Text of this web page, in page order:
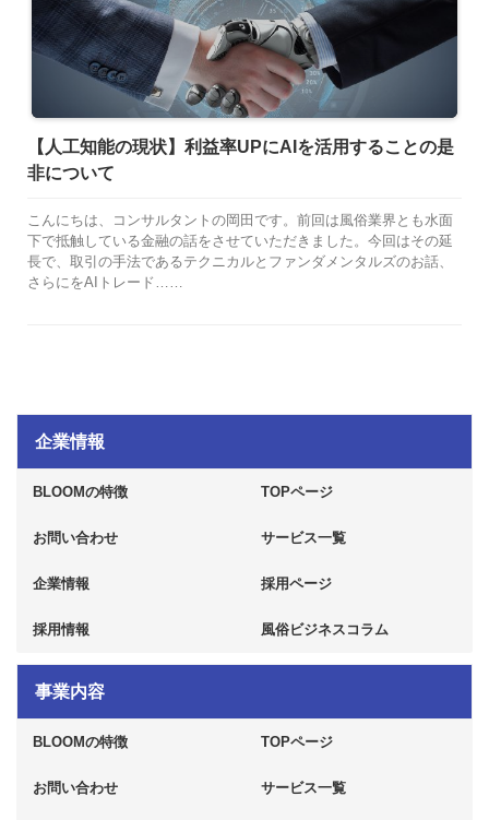
【人工知能の現状】利益率UPにAIを活用することの是
非について
こんにちは、コンサルタントの岡田です。前回は風俗業界とも水面
下で抵触している金融の話をさせていただきました。今回はその延
長で、取引の手法であるテクニカルとファンダメンタルズのお話、
さらにをAIトレード……
企業情報
BLOOMの特徴 TOPページ
お問い合わせ サービス一覧
企業情報 採用ページ
採用情報 風俗ビジネスコラム
事業内容
BLOOMの特徴 TOPページ
お問い合わせ サービス一覧